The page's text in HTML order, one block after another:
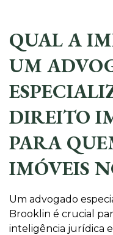
QUAL A
UM
DIREITO
PARA
IMÓVEIS
Um advogado
Brooklin é crucial
inteligência jurídica